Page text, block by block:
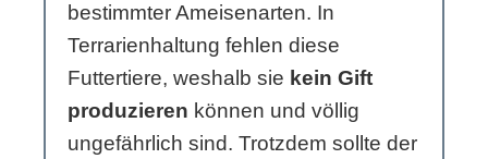
bestimmter Ameisenarten. In
Terrarienhaltung fehlen diese
Futtertiere, weshalb sie kein Gift
produzieren können und völlig
ungefährlich sind. Trotzdem sollte der